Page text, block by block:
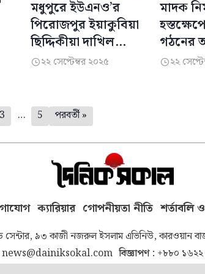
মধুপুরে ইউএনও’র
পিরোজপুর ইয়াকুবিয়া
ছিদ্দিকীয়া দাখিল
মাদরাসা পরিদর্শন
২২ সেপ্টেম্বর ২০২৫
মাদক
গঠনের
২২
3 … 5 পরবর্তী »
ক্যারিয়ার গোপনীয়তা নীতি শর্তাবলি
সেন্টার, ৯৩ কাজী নজরুল ইসলাম এভিনিউ, কারওয়ান
news@dainiksokal.com বিজ্ঞাপণ : +৮৮০